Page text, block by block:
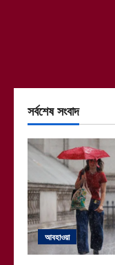
সর্বশেষ সংবাদ
আবহাওয়া